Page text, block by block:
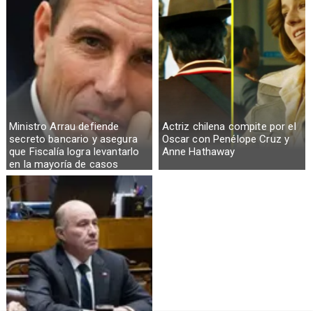
Ministro Arrau defiende
secreto bancario y asegura
que Fiscalía logra levantarlo
en la mayoría de casos
Actriz chilena compite por el
Oscar con Penélope Cruz y
Anne Hathaway